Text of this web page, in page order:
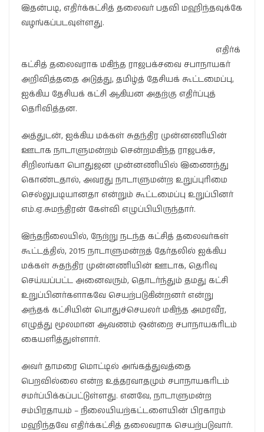
இதன்படி, எதிர்க்கட்சித் தலைவர் பதவி மஹிந்தவுக்கே
வழங்கப்படவுள்ளது.
எதிர்க்
கட்சித் தலைவராக மகிந்த ராஜபக்சவை சபாநாயகர்
அறிவித்ததை அடுத்து, தமிழ்த் தேசியக் கூட்டமைப்பு,
ஐக்கிய தேசியக் கட்சி ஆகியன அதற்கு எதிர்ப்புத்
தெரிவித்தன.
அத்துடன், ஐக்கிய மக்கள் சுதந்திர முன்னணியின்
ஊடாக நாடாளுமன்றம் சென்றமகிந்த ராஜபக்ச,
சிறிலங்கா பொதுஜன முன்னணியில் இணைந்து
கொண்டதால், அவரது நாடாளுமன்ற உறுப்புரிமை
செல்லுபடியானதா என்றும் கூட்டமைப்பு உறுப்பினர்
எம்.ஏ.சுமந்திரன் கேள்வி எழுப்பியிருந்தார்.
இந்தநிலையில், நேற்று நடந்த கட்சித் தலைவர்கள்
கூட்டத்தில், 2015 நாடாளுமன்றத் தேர்தலில் ஐக்கிய
மக்கள் சுதந்திர முன்னணியின் ஊடாக, தெரிவு
செய்யப்பட்ட அனைவரும், தொடர்ந்தும் தமது கட்சி
உறுப்பினர்களாகவே செயற்படுகின்றனர் என்று
அந்தக் கட்சியின் பொதுச்செயலர் மகிந்த அமரவீர,
எழுத்து மூலமான ஆவணம் ஒன்றை சபாநாயகரிடம்
கையளித்துள்ளார்.
அவர் தாமரை மொட்டில் அங்கத்துவத்தை
பெறவில்லை என்ற உத்தரவாதமும் சபாநாயகரிடம்
சமர்ப்பிக்கப்பட்டுள்ளது. எனவே, நாடாளுமன்ற
சம்பிரதாயம் – நிலையியற்கட்டளையின் பிரகாரம்
மஹிந்தவே எதிர்க்கட்சித் தலைவராக செயற்படுவார்.